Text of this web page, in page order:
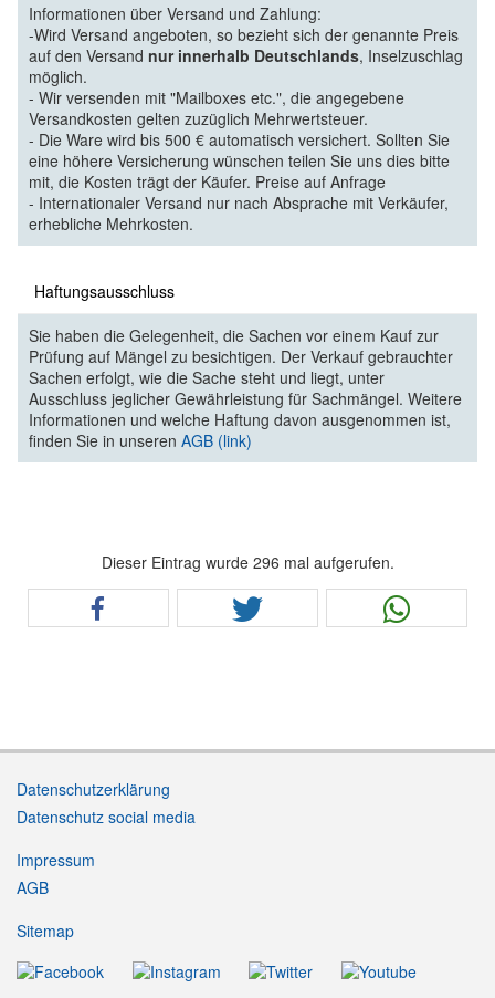
Informationen über Versand und Zahlung:
-Wird Versand angeboten, so bezieht sich der genannte Preis
auf den Versand nur innerhalb Deutschlands, Inselzuschlag
möglich.
- Wir versenden mit "Mailboxes etc.", die angegebene
Versandkosten gelten zuzüglich Mehrwertsteuer.
- Die Ware wird bis 500 € automatisch versichert. Sollten Sie
eine höhere Versicherung wünschen teilen Sie uns dies bitte
mit, die Kosten trägt der Käufer. Preise auf Anfrage
- Internationaler Versand nur nach Absprache mit Verkäufer,
erhebliche Mehrkosten.
Haftungsausschluss
Sie haben die Gelegenheit, die Sachen vor einem Kauf zur
Prüfung auf Mängel zu besichtigen. Der Verkauf gebrauchter
Sachen erfolgt, wie die Sache steht und liegt, unter
Ausschluss jeglicher Gewährleistung für Sachmängel. Weitere
Informationen und welche Haftung davon ausgenommen ist,
finden Sie in unseren AGB (link)
Dieser Eintrag wurde 296 mal aufgerufen.
Datenschutzerklärung
Datenschutz social media
Impressum
AGB
Sitemap